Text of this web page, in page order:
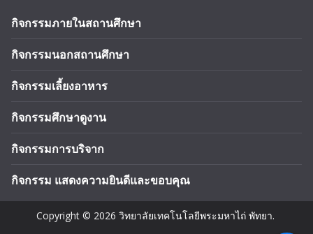
กิจกรรมภายในสถานศึกษา
กิจกรรมนอกสถานศึกษา
กิจกรรมเลี้ยงอาหาร
กิจกรรมศึกษาดูงาน
กิจกรรมการบริจาก
กิจกรรม แสดงความยินดีและขอบคุณ
Copyright © 2026 วิทยาลัยเทคโนโลยีพระมหาไถ่ พัทยา.